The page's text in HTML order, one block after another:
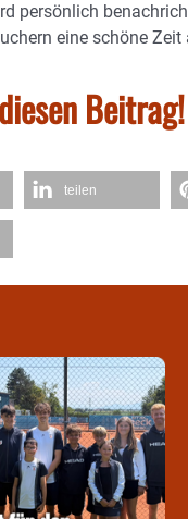
persönlich
eine schöne
Beitrag!
teilen